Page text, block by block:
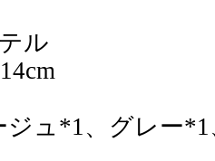
ル
ジュ*1、グレー